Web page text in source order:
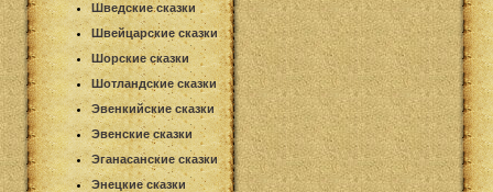
Шведские сказки
Швейцарские сказки
Шорские сказки
Шотландские сказки
Эвенкийские сказки
Эвенские сказки
Эганасанские сказки
Энецкие сказки